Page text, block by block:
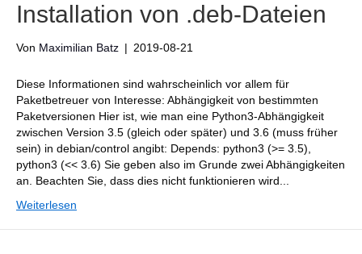
Installation von .deb-Dateien
Von Maximilian Batz | 2019-08-21
Diese Informationen sind wahrscheinlich vor allem für
Paketbetreuer von Interesse: Abhängigkeit von bestimmten
Paketversionen Hier ist, wie man eine Python3-Abhängigkeit
zwischen Version 3.5 (gleich oder später) und 3.6 (muss früher
sein) in debian/control angibt: Depends: python3 (>= 3.5),
python3 (<< 3.6) Sie geben also im Grunde zwei Abhängigkeiten
an. Beachten Sie, dass dies nicht funktionieren wird...
Weiterlesen